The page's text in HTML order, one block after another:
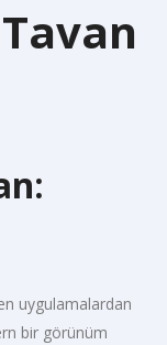
uygulamalardan
bir görünüm